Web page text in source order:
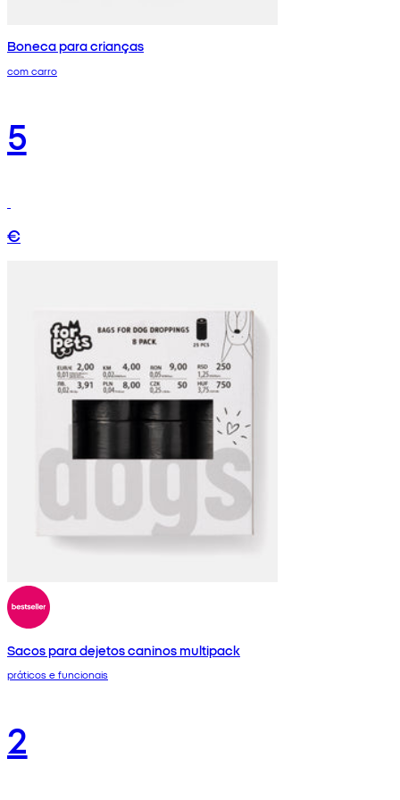
Boneca para crianças
com carro
5
€
Sacos para dejetos caninos multipack
práticos e funcionais
2